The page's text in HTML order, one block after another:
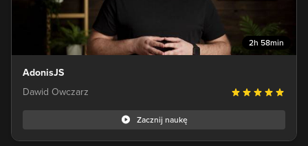
2h 58min
AdonisJS
Dawid Owczarz
Zacznij naukę